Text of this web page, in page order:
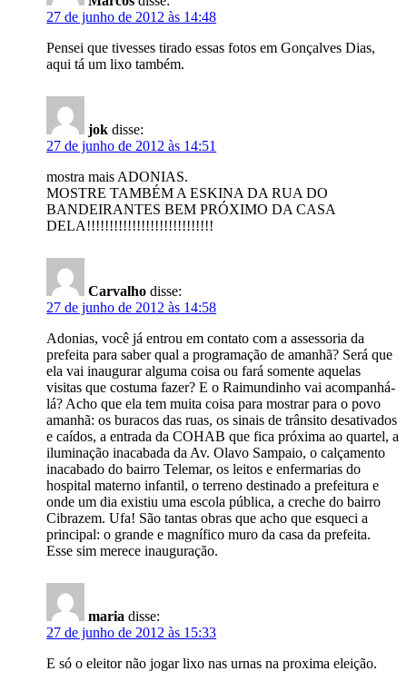
27 de junho de 2012 às 14:48
Pensei que tivesses tirado essas fotos em Gonçalves Dias,
aqui tá um lixo também.
jok disse:
27 de junho de 2012 às 14:51
mostra mais ADONIAS.
MOSTRE TAMBÉM A ESKINA DA RUA DO
BANDEIRANTES BEM PRÓXIMO DA CASA
DELA!!!!!!!!!!!!!!!!!!!!!!!!!!!!
Carvalho disse:
27 de junho de 2012 às 14:58
Adonias, você já entrou em contato com a assessoria da
prefeita para saber qual a programação de amanhã? Será que
ela vai inaugurar alguma coisa ou fará somente aquelas
visitas que costuma fazer? E o Raimundinho vai acompanhá-
lá? Acho que ela tem muita coisa para mostrar para o povo
amanhã: os buracos das ruas, os sinais de trânsito desativados
e caídos, a entrada da COHAB que fica próxima ao quartel, a
iluminação inacabada da Av. Olavo Sampaio, o calçamento
inacabado do bairro Telemar, os leitos e enfermarias do
hospital materno infantil, o terreno destinado a prefeitura e
onde um dia existiu uma escola pública, a creche do bairro
Cibrazem. Ufa! São tantas obras que acho que esqueci a
principal: o grande e magnífico muro da casa da prefeita.
Esse sim merece inauguração.
maria disse:
27 de junho de 2012 às 15:33
E só o eleitor não jogar lixo nas urnas na proxima eleição.